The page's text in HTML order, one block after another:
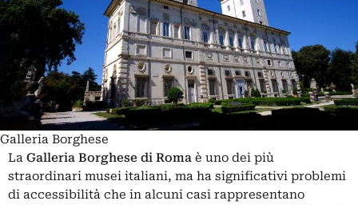
Galleria Borghese
La Galleria Borghese di Roma è uno dei più
straordinari musei italiani, ma ha significativi problemi
di accessibilità che in alcuni casi rappresentano